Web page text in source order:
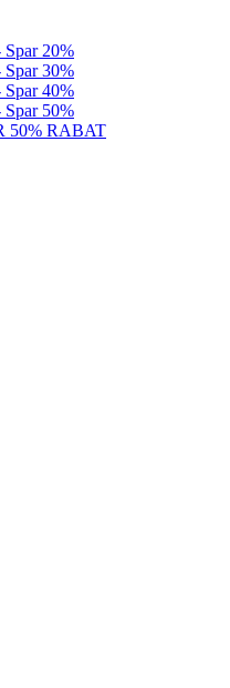
Spar 20%
Spar 30%
Spar 40%
Spar 50%
50% RABAT